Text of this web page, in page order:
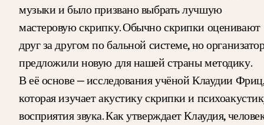
музыки и было призвано выбрать лучшую
мастеровую скрипку. Обычно скрипки оценивают
друг за другом по бальной системе, но
предложили новую для нашей страны методику.
В её основе — исследования учёной Клаудии Фриц,
которая изучает акустику скрипки и
восприятия звука. Как утверждает Клаудия,